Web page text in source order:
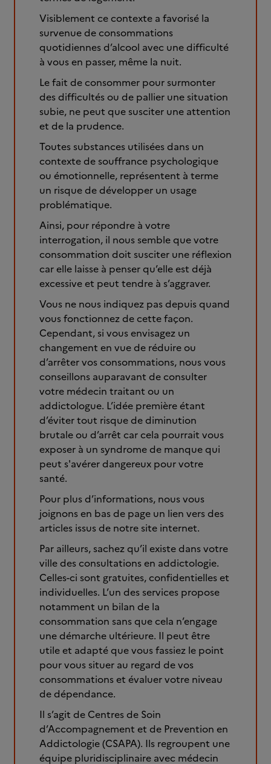
Visiblement ce contexte a favorisé la
survenue de consommations
quotidiennes d’alcool avec une difficulté
à vous en passer, même la nuit.
Le fait de consommer pour surmonter
des difficultés ou de pallier une situation
subie, ne peut que susciter une attention
et de la prudence.
Toutes substances utilisées dans un
contexte de souffrance psychologique
ou émotionnelle, représentent à terme
un risque de développer un usage
problématique.
Ainsi, pour répondre à votre
interrogation, il nous semble que votre
consommation doit susciter une réflexion
car elle laisse à penser qu’elle est déjà
excessive et peut tendre à s’aggraver.
Vous ne nous indiquez pas depuis quand
vous fonctionnez de cette façon.
Cependant, si vous envisagez un
changement en vue de réduire ou
d’arrêter vos consommations, nous vous
conseillons auparavant de consulter
votre médecin traitant ou un
addictologue. L’idée première étant
d’éviter tout risque de diminution
brutale ou d’arrêt car cela pourrait vous
exposer à un syndrome de manque qui
peut s'avérer dangereux pour votre
santé.
Pour plus d’informations, nous vous
joignons en bas de page un lien vers des
articles issus de notre site internet.
Par ailleurs, sachez qu’il existe dans votre
ville des consultations en addictologie.
Celles-ci sont gratuites, confidentielles et
individuelles. L’un des services propose
notamment un bilan de la
consommation sans que cela n’engage
une démarche ultérieure. Il peut être
utile et adapté que vous fassiez le point
pour vous situer au regard de vos
consommations et évaluer votre niveau
de dépendance.
Il s’agit de Centres de Soin
d’Accompagnement et de Prevention en
Addictologie (CSAPA). Ils regroupent une
équipe pluridisciplinaire avec médecin